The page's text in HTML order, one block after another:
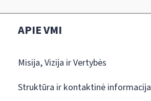
APIE VMI
Misija, Vizija ir Vertybės
Struktūra ir kontaktinė informacija